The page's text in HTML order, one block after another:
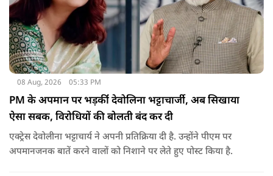
08 Aug, 2026 05:33 PM
PM के अपमान पर भड़कींं देवोलिना भट्टाचार्जी, अब सिखाया
ऐसा सबक, विरोधियों की बोलती बंद कर दी
एक्ट्रेस देवोलीना भट्टाचार्य ने अपनी प्रतिक्रिया दी है. उन्होंने पीएम पर
अपमानजनक बातें करने वालों को निशाने पर लेते हुए पोस्ट किया है.